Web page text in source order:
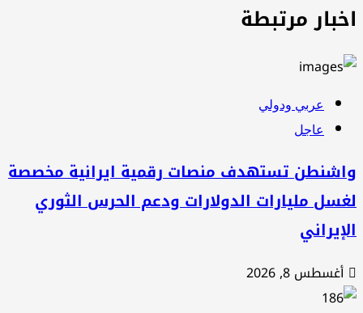
مرتبطة
عربي ودولي
عاجل
تستهدف منصات رقمية ايرانية مخصصة
مليارات الدولارات ودعم الحرس الثوري
أغسطس 8, 2026